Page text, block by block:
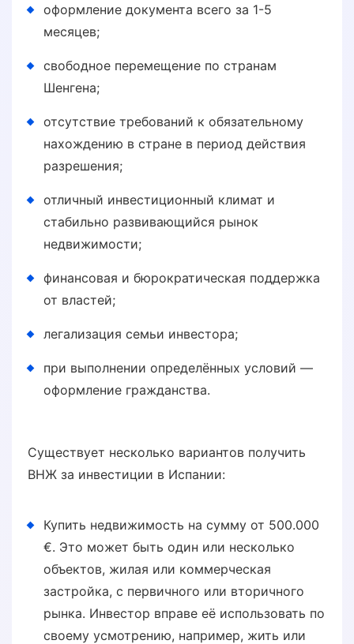
оформление документа всего за 1-5
месяцев;
свободное перемещение по странам
Шенгена;
отсутствие требований к обязательному
нахождению в стране в период действия
разрешения;
отличный инвестиционный климат и
стабильно развивающийся рынок
недвижимости;
финансовая и бюрократическая поддержка
от властей;
легализация семьи инвестора;
при выполнении определённых условий —
оформление гражданства.
Существует несколько вариантов получить
ВНЖ за инвестиции в Испании:
Купить недвижимость на сумму от 500.000
€. Это может быть один или несколько
объектов, жилая или коммерческая
застройка, с первичного или вторичного
рынка. Инвестор вправе её использовать по
своему усмотрению, например, жить или